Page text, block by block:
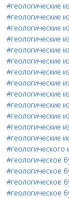
#геологические
#геологические
#геологические
#геологические
#геологические
#геологические
#геологические
#геологические
#геологические
#геологические
#геологические
#геологические
#геологические
#геологического
#геологическое
#геологическое
#геологическое
#геологическое